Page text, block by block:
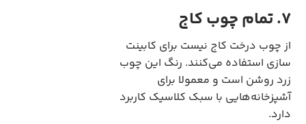
7. تمام چوب کاج
از چوب درخت کاج نیست برای کابینت
سازی استفاده می‌کنند. رنگ این چوب
زرد روشن است و معمولا برای
آشپزخانه‌هایی با سبک کلاسیک کاربرد
دارد.